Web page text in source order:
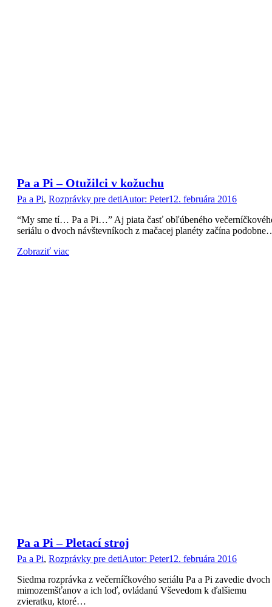
Pa a Pi – Otužilci v kožuchu
Pa a Pi, Rozprávky pre detiAutor: Peter12. februára 2016
“My sme tí… Pa a Pi…” Aj piata časť obľúbeného
seriálu o dvoch návštevníkoch z mačacej planéty začína
Zobraziť viac
Pa a Pi – Pletací stroj
Pa a Pi, Rozprávky pre detiAutor: Peter12. februára 2016
Siedma rozprávka z večerníčkového seriálu Pa a Pi zavedie dvoch
mimozemšťanov a ich loď, ovládanú Vševedom k ďalšiemu
zvieratku, ktoré…